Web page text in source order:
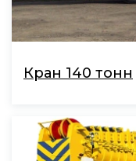
Кран 140 тонн